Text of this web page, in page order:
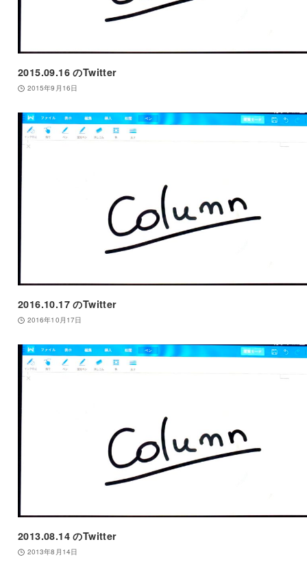
2015.09.16 のTwitter
2015年9月16日
2016.10.17 のTwitter
2016年10月17日
2013.08.14 のTwitter
2013年8月14日